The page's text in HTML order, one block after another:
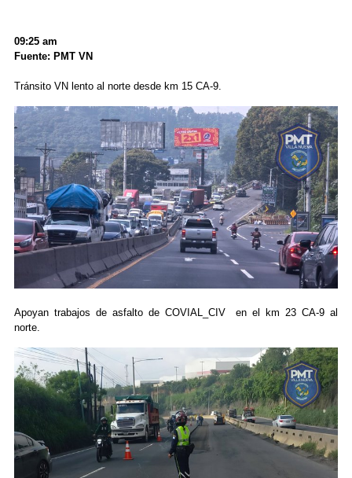
09:25 am
Fuente: PMT VN
Tránsito VN lento al norte desde km 15 CA-9.
Apoyan trabajos de asfalto de COVIAL_CIV en el km 23 CA-9 al
norte.